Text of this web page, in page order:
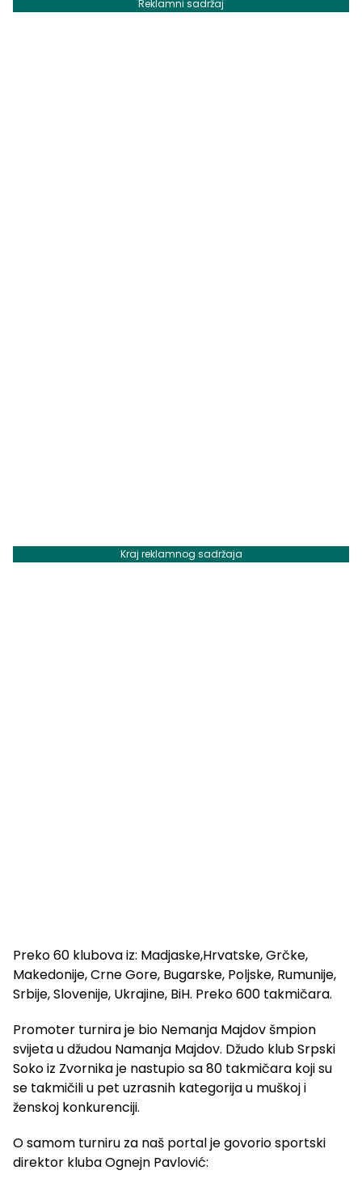
Reklamni sadržaj
Kraj reklamnog sadržaja
Preko 60 klubova iz: Madjaske,Hrvatske, Grčke,
Makedonije, Crne Gore, Bugarske, Poljske, Rumunije,
Srbije, Slovenije, Ukrajine, BiH. Preko 600 takmičara.
Promoter turnira je bio Nemanja Majdov šmpion
svijeta u džudou Namanja Majdov. Džudo klub Srpski
Soko iz Zvornika je nastupio sa 80 takmičara koji su
se takmičili u pet uzrasnih kategorija u muškoj i
ženskoj konkurenciji.
O samom turniru za naš portal je govorio sportski
direktor kluba Ognejn Pavlović: